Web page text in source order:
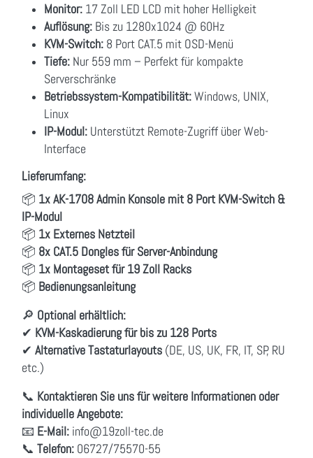
Monitor: 17 Zoll LED LCD mit hoher Helligkeit
Auflösung: Bis zu 1280x1024 @ 60Hz
KVM-Switch: 8 Port CAT.5 mit OSD-Menü
Tiefe: Nur 559 mm – Perfekt für kompakte
Serverschränke
Betriebssystem-Kompatibilität:Windows, UNIX,
Linux
IP-Modul: Unterstützt Remote-Zugriff über Web-
Interface
Lieferumfang:
📦 1x AK-1708 Admin Konsole mit 8 Port KVM-Switch &
IP-Modul
📦 1x Externes Netzteil
📦 8x CAT.5 Dongles für Server-Anbindung
📦 1x Montageset für 19 Zoll Racks
📦 Bedienungsanleitung
🔎 Optional erhältlich:
✔ KVM-Kaskadierung für bis zu 128 Ports
✔ Alternative Tastaturlayouts (DE, US, UK, FR, IT, SP, RU
etc.)
📞 Kontaktieren Sie uns für weitere Informationen oder
individuelle Angebote:
📧 E-Mail: info@19zoll-tec.de
📞 Telefon: 06727/75570-55